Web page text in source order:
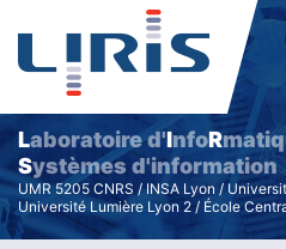
Laboratoire d'InfoR
Systèmes d'information
UMR 5205 CNRS / INSA Lyon /
Université Lumière Lyon 2 / École